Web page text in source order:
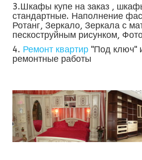
3.Шкафы купе на заказ ,
стандартные. Наполнение
Ротанг, Зеркало, Зеркала с
пескоструйным рисунком,
4. Ремонт квартир "Под ключ"
ремонтные работы